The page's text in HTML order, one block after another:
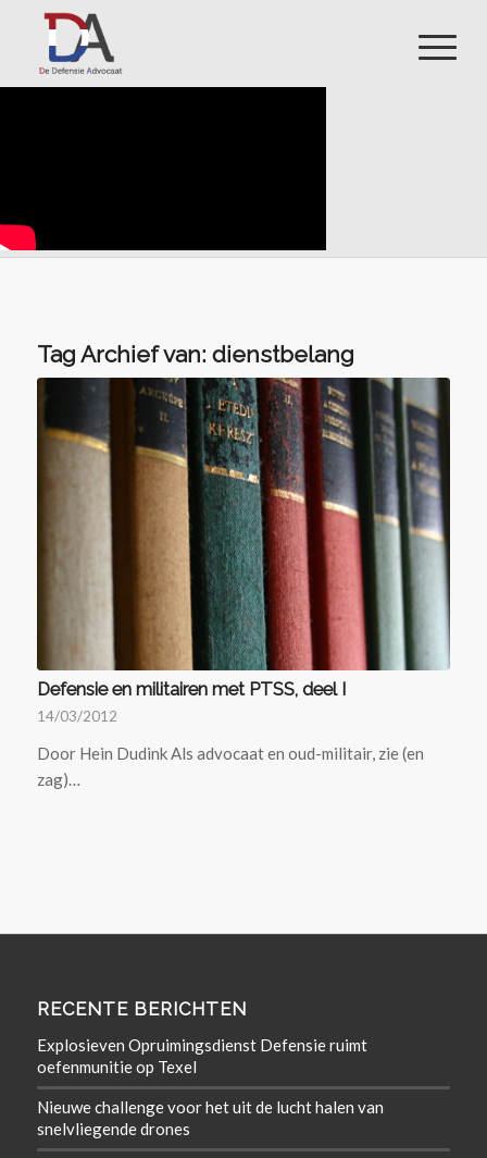
Tag Archief van: dienstbelang
Defensie en militairen met PTSS, deel I
14/03/2012
Door Hein Dudink Als advocaat en oud-militair, zie (en
zag)…
RECENTE BERICHTEN
Explosieven Opruimingsdienst Defensie ruimt
oefenmunitie op Texel
Nieuwe challenge voor het uit de lucht halen van
snelvliegende drones